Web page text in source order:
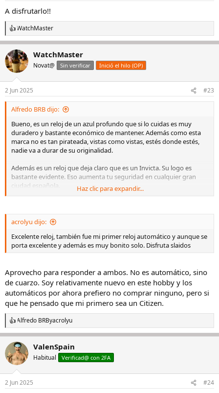
:
A disfrutarlo!!
R
e
a
c
c
i
e
s
WatchMaster
WatchMaster
Novat@ Sin verificar Inició el hilo (OP)
2 Jun 2025 #23
Alfredo BRB dijo:
Bueno, es un reloj de un azul profundo que si lo cuidas es muy
duradero y bastante económico de mantener. Además como esta
marca no es tan pirateada, vistas como vistas, estés donde estés,
nadie va a durar de su originalidad.
Además es un reloj que deja claro que es un Invicta. Su logo es
bastante evidente. Eso aumenta tu seguridad en cualquier gran
ciudad española.
Haz clic para expandir...
acrolyu dijo:
Excelente reloj, también fue mi primer reloj automático y aunque se
porta excelente y además es muy bonito solo. Disfruta slaidos
Aprovecho para responder a ambos. No es automático, sino
de cuarzo. Soy relativamente nuevo en este hobby y los
automáticos por ahora prefiero no comprar ninguno, pero si
que he pensado que mi primero sea un Citizen.
R
e
a
c
c
i
e
Alfredo BRByacrolyu
ValenSpain
Habitual Verificad@ con 2FA
2 Jun 2025 #24